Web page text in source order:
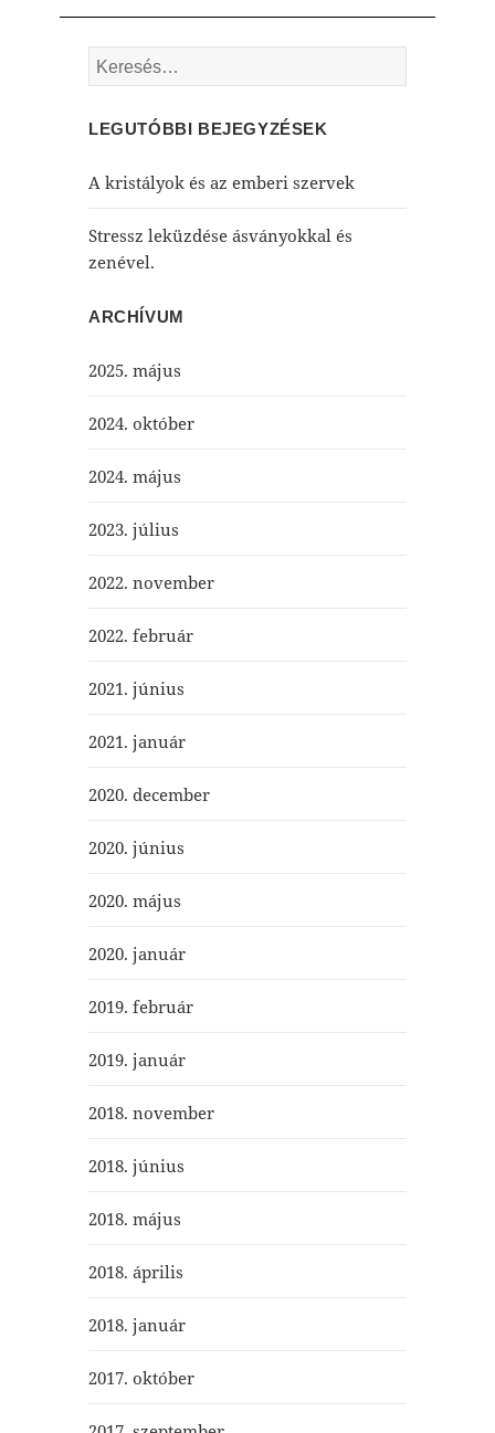
Keresés:
LEGUTÓBBI BEJEGYZÉSEK
A kristályok és az emberi szervek
Stressz leküzdése ásványokkal és
zenével.
ARCHÍVUM
2025. május
2024. október
2024. május
2023. július
2022. november
2022. február
2021. június
2021. január
2020. december
2020. június
2020. május
2020. január
2019. február
2019. január
2018. november
2018. június
2018. május
2018. április
2018. január
2017. október